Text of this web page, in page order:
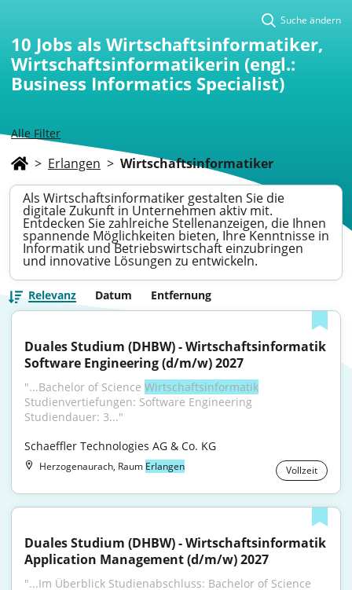
Alle Filter
Suche ändern
10 Jobs als Wirtschaftsinformatiker,
Wirtschaftsinformatikerin (engl.:
Business Informatics Specialist)
> Erlangen > Wirtschaftsinformatiker
Als Wirtschaftsinformatiker gestalten Sie die
digitale Zukunft in Unternehmen aktiv mit.
Entdecken Sie zahlreiche Stellenanzeigen, die Ihnen
spannende Möglichkeiten bieten, Ihre Kenntnisse in
Informatik und Betriebswirtschaft einzubringen
und innovative Lösungen zu entwickeln.
Relevanz Datum Entfernung
Duales Studium (DHBW) - Wirtschaftsinformatik
Software Engineering (d/m/w) 2027
"...Bachelor of Science Wirtschaftsinformatik
Studienvertiefungen: Software Engineering
Studiendauer: 3..."
Schaeffler Technologies AG & Co. KG
Herzogenaurach, Raum Erlangen Vollzeit
Duales Studium (DHBW) - Wirtschaftsinformatik
Application Management (d/m/w) 2027